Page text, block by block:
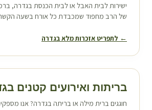
ישירות לבית האבל או לבית הכנסת בגדרה,
של הרב מחפוד שמכבדת כל אורח בשעה
← לתפריט אזכרות מלא בגדרה
בריתות ואירועים קטנים ב
חוגגים ברית מילה או בריתה בגדרה? אנו